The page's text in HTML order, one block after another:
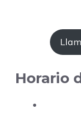
Horario